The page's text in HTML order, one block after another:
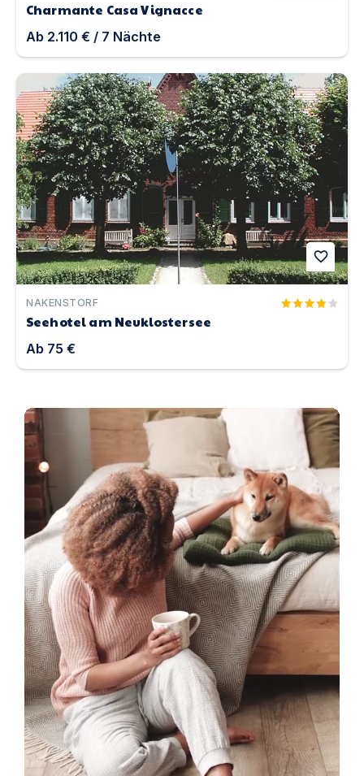
Charmante Casa Vignacce
Ab 2.110 € / 7 Nächte
Seehotel am Neuklostersee | Unterkunft in Nakenstorf
favorite
NAKENSTORF
Seehotel am Neuklostersee
Ab 75 €